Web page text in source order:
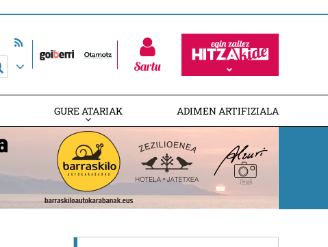
Sartu
GURE ATARIAK ADIMEN ARTIFIZIALA